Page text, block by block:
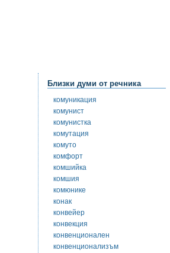
Близки думи от речника
комуникация
комунист
комунистка
комутация
комуто
комфорт
комшийка
комшия
комюнике
конак
конвейер
конвекция
конвенционален
конвенционализъм